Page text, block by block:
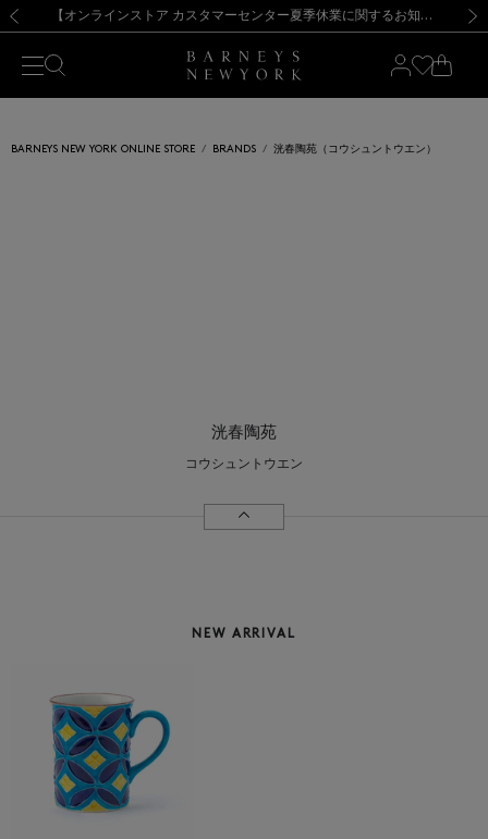
新規登録のお客様も対象！＜MY BARNEYS＞会員のお客様は11,000円（税込）以上のお買上げで常時送料無料！お買い物の際は会員登録を！
【夏季休業に伴う出荷一時停止のお知らせ】(2026.8.7) 【オンラインストア カスタマーセンター夏季休業に関するお知らせ】（2026.8.7）
【夏季休業に伴う返品・交換承り一時停止のお知らせ】（2026.8.5）
熊本県を中心とした地震の影響によるお荷物のお届けについて
【開催中】SUMMER SALEのご案内・ご注意事項 新規登録のお客様も対象！＜MY BARNEYS＞会員のお客様は11,000円（税込）以上のお買上げで常時送料無料！お買い物の際は会員登録を！
【夏季休業に伴う出荷一時停止のお知らせ】(2026.8.7)
BARNEYS NEW YORK ONLINE STORE BRANDS 洸春陶苑（コウシュントウエン）
洸春陶苑
コウシュントウエン
NEW ARRIVAL